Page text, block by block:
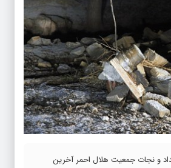
و نجات جمعیت هلال احمر آخرین